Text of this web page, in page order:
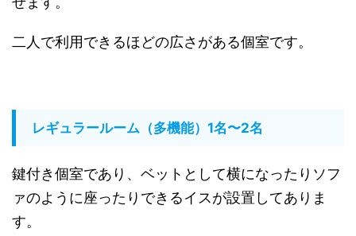
二人で利用できるほどの広さがある個室です。
レギュラールーム（多機能）1名〜2名
鍵付き個室であり、ベットとして横になったりソフ
ァのように座ったりできるイスが設置してありま
す。